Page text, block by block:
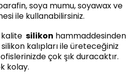
soya mumu, soyawax ve
ile kullanabilirsiniz.
silikon hammaddesinden
kalıpları ile üreteceğiniz
çok şık duracaktır.
kolay.